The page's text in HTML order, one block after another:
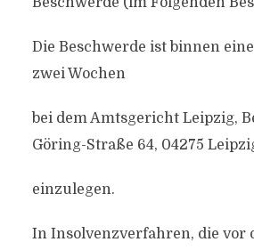
Die Beschwerde ist binnen
zwei Wochen
bei dem Amtsgericht Leipzig,
Göring-Straße 64, 04275
einzulegen.
In Insolvenzverfahren, die vor